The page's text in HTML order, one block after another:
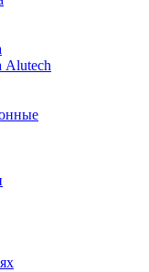
Alutech